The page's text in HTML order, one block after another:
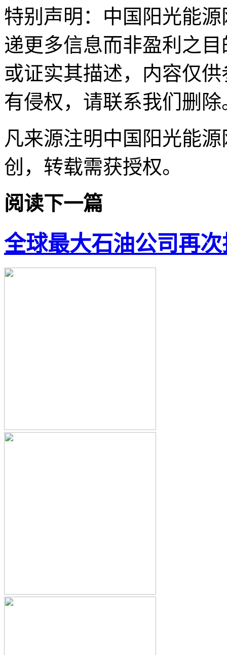
特别声明：中国阳光能
递更多信息而非盈利之
或证实其描述，内容仅
有侵权，请联系我们删除
凡来源注明中国阳光能
创，转载需获授权。
阅读下一篇
全球最大石油公司再